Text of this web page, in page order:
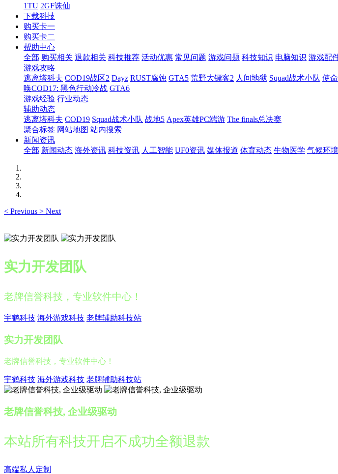
1TU 2GF诛仙
下载科技
购买卡一
购买卡二
帮助中心
全部 购买相关 退款相关 科技推荐 活动优惠 常见问题 游戏问题 科技知识 电脑知识 游戏配
游戏攻略
逃离塔科夫 COD19战区2 Dayz RUST腐蚀 GTA5 荒野大镖客2 人间地狱 Squad战术小队 使
唤COD17: 黑色行动冷战 GTA6
游戏经验 行业动态
辅助动态
逃离塔科夫 COD19 Squad战术小队 战地5 Apex英雄PC端游 The finals总决赛
聚合标签 网站地图 站内搜索
新闻资讯
全部 新闻动态 海外资讯 科技资讯 人工智能 UF0资讯 媒体报道 体育动态 生物医学 气候环境
< Previous > Next
实力开发团队
老牌信誉科技，专业软件中心！
宇鹤科技 海外游戏科技 老牌辅助科技站
实力开发团队
老牌信誉科技，专业软件中心！
宇鹤科技 海外游戏科技 老牌辅助科技站
老牌信誉科技, 企业级驱动
本站所有科技开启不成功全额退款
高端私人定制